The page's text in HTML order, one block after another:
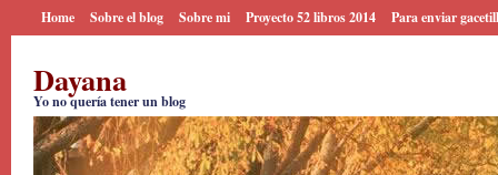
Home Sobre el blog Sobre mi Proyecto 52 libros 2014 Para enviar
Dayana
Yo no quería tener un blog